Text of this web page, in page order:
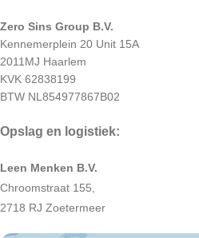
Zero Sins Group B.V.
Kennemerplein 20 Unit 15A
2011MJ Haarlem
KVK 62838199
BTW NL854977867B02
Opslag en logistiek:
Leen Menken B.V.
Chroomstraat 155,
2718 RJ Zoetermeer